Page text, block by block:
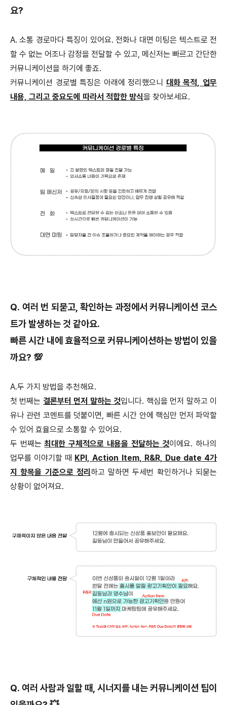
요?
A. 소통 경로마다 특징이 있어요. 전화나 대면 미팅은 텍스트로 전
할 수 없는 어조나 감정을 전달할 수 있고, 메신저는 빠르고 간단한
커뮤니케이션을 하기에 좋죠.
커뮤니케이션 경로별 특징은 아래에 정리했으니 대화 목적, 업무
내용, 그리고 중요도에 따라서 적합한 방식을 찾아보세요.
Q. 여러 번 되묻고, 확인하는 과정에서 커뮤니케이션 코스
트가 발생하는 것 같아요.
빠른 시간 내에 효율적으로 커뮤니케이션하는 방법이 있을
까요? 💯
A.두 가지 방법을 추천해요.
첫 번째는 결론부터 먼저 말하는 것입니다. 핵심을 먼저 말하고 이
유나 관련 코멘트를 덧붙이면, 빠른 시간 안에 핵심만 먼저 파악할
수 있어 효율으로 소통할 수 있어요.
두 번째는최대한 구체적으로 내용을 전달하는 것이에요. 하나의
업무를 이야기할 때 KPI, Action Item, R&R, Due date 4가
지 항목을 기준으로 정리 하고 말하면 두세번 확인하거나 되묻는
상황이 없어져요.
Q. 여러 사람과 일할 때, 시너지를 내는 커뮤니케이션 팁이